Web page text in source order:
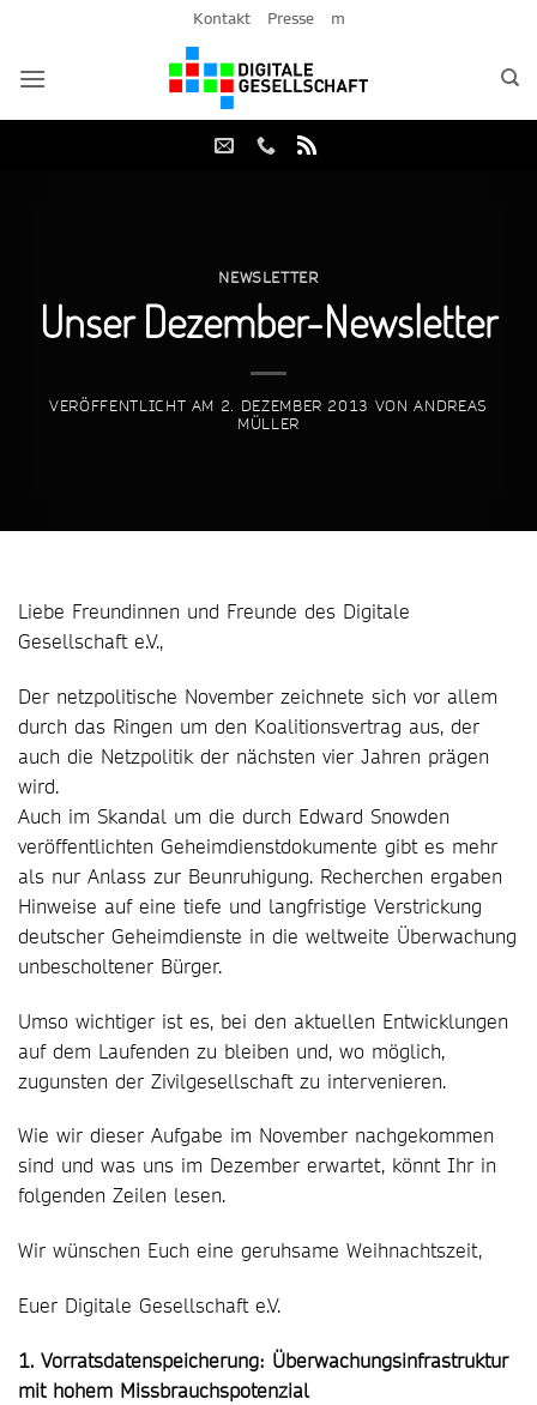
springen
Kontakt Presse m
NEWSLETTER
Unser Dezember-Newsletter
VERÖFFENTLICHT AM 2. DEZEMBER 2013 VONANDREAS
MÜLLER
Liebe Freundinnen und Freunde des Digitale
Gesellschaft e.V.,
Der netzpolitische November zeichnete sich vor allem
durch das Ringen um den Koalitionsvertrag aus, der
auch die Netzpolitik der nächsten vier Jahren prägen
wird.
Auch im Skandal um die durch Edward Snowden
veröffentlichten Geheimdienstdokumente gibt es mehr
als nur Anlass zur Beunruhigung. Recherchen ergaben
Hinweise auf eine tiefe und langfristige Verstrickung
deutscher Geheimdienste in die weltweite Überwachung
unbescholtener Bürger.
Umso wichtiger ist es, bei den aktuellen Entwicklungen
auf dem Laufenden zu bleiben und, wo möglich,
zugunsten der Zivilgesellschaft zu intervenieren.
Wie wir dieser Aufgabe im November nachgekommen
sind und was uns im Dezember erwartet, könnt Ihr in
folgenden Zeilen lesen.
Wir wünschen Euch eine geruhsame Weihnachtszeit,
Euer Digitale Gesellschaft e.V.
1. Vorratsdatenspeicherung: Überwachungsinfrastruktur
mit hohem Missbrauchspotenzial